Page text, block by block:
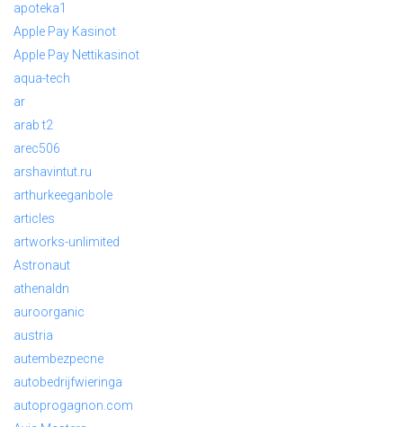
apoteka1
Apple Pay Kasinot
Apple Pay Nettikasinot
aqua-tech
ar
arab t2
arec506
arshavintut.ru
arthurkeeganbole
articles
artworks-unlimited
Astronaut
athenaldn
auroorganic
austria
autembezpecne
autobedrijfwieringa
autoprogagnon.com